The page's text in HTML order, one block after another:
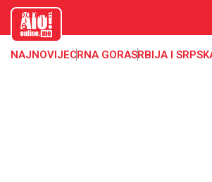
aloonline.
me
NAJNOVIJECRNA GORASRBIJA I